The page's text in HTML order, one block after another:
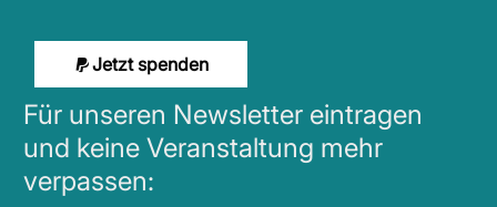
Jetzt spenden
Für unseren Newsletter eintragen
und keine Veranstaltung mehr
verpassen: